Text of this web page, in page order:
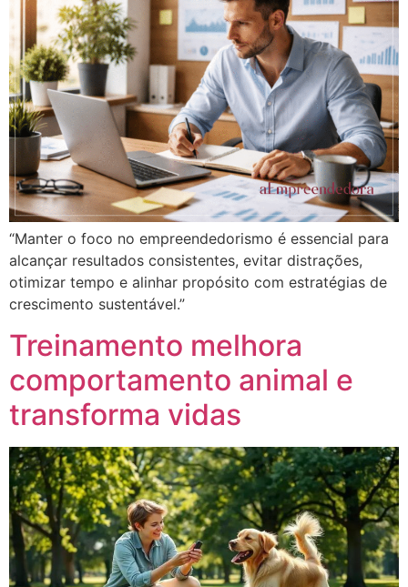
“Manter o foco no empreendedorismo é essencial para
alcançar resultados consistentes, evitar distrações,
otimizar tempo e alinhar propósito com estratégias de
crescimento sustentável.”
Treinamento melhora
comportamento animal e
transforma vidas